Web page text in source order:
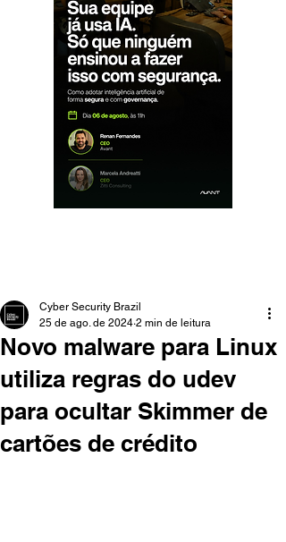
Novo malware para Linux
utiliza regras do udev
para ocultar Skimmer de
cartões de crédito
Cyber Security Brazil
25 de ago. de 2024 2 min de leitura